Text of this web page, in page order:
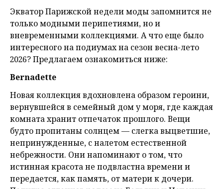
Экватор Парижской недели моды запомнится не
только модными перипетиями, но и
вневременными коллекциями. А что еще было
интересного на подиумах на сезон весна-лето
2026? Предлагаем ознакомиться ниже:
Bernadette
Новая коллекция вдохновлена образом героини,
вернувшейся в семейный дом у моря, где каждая
комната хранит отпечаток прошлого. Вещи
будто пропитаны солнцем — слегка выцветшие,
непринужденные, с налетом естественной
небрежности. Они напоминают о том, что
истинная красота не подвластна времени и
передается, как память, от матери к дочери.